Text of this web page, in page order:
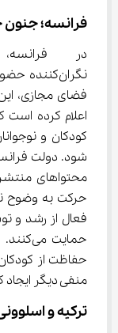
فرانسه؛
محتواهای
منفی دیگر ایجاد
ترکیه و